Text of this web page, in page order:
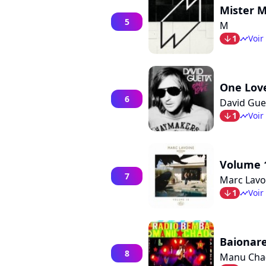
5
Mister
M
arrow_bot1 timelineVoir
6
One
David
arrow_bot1 timelineVoir
7
Volume
Marc
arrow_bot1 timelineVoir
8 Manu